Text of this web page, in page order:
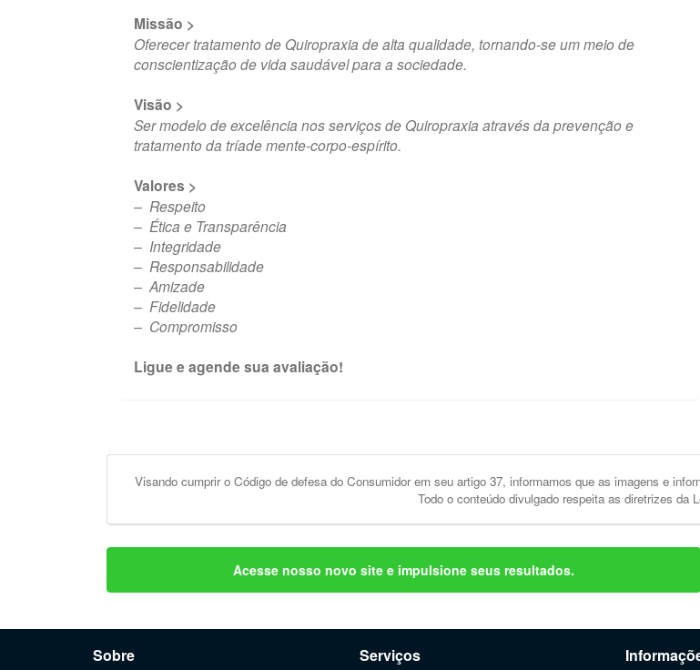
Missão >
Oferecer tratamento de Quiropraxia de alta qualidade, tornando-se um meio de
conscientização de vida saudável para a sociedade.
Visão >
Ser modelo de excelência nos serviços de Quiropraxia através da prevenção e
tratamento da tríade mente-corpo-espírito.
Valores >
– Respeito
– Ética e Transparência
– Integridade
– Responsabilidade
– Amizade
– Fidelidade
– Compromisso
Ligue e agende sua avaliação!
Visando cumprir o Código de defesa do Consumidor em seu artigo 37, informamos que as imagens e
Todo o conteúdo divulgado respeita as diretrizes da
Acesse nosso novo site e impulsione seus resultados.
Sobre Serviços